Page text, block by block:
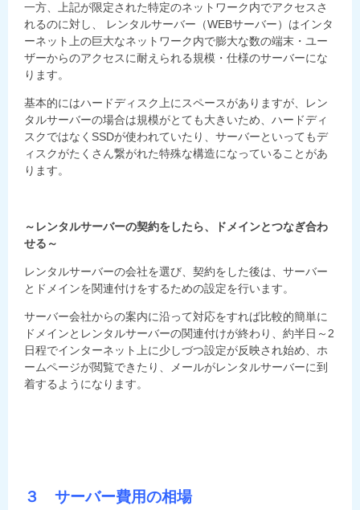
一方、上記が限定された特定のネットワーク内でアクセスさ
れるのに対し、 レンタルサーバー（WEBサーバー）はインタ
ーネット上の巨大なネットワーク内で膨大な数の端末・ユー
ザーからのアクセスに耐えられる規模・仕様のサーバーにな
ります。
基本的にはハードディスク上にスペースがありますが、レン
タルサーバーの場合は規模がとても大きいため、ハードディ
スクではなくSSDが使われていたり、サーバーといってもデ
ィスクがたくさん繋がれた特殊な構造になっていることがあ
ります。
～レンタルサーバーの契約をしたら、ドメインとつなぎ合わ
せる～
レンタルサーバーの会社を選び、契約をした後は、サーバー
とドメインを関連付けをするための設定を行います。
サーバー会社からの案内に沿って対応をすれば比較的簡単に
ドメインとレンタルサーバーの関連付けが終わり、約半日～2
日程でインターネット上に少しづつ設定が反映され始め、ホ
ームページが閲覧できたり、メールがレンタルサーバーに到
着するようになります。
３ サーバー費用の相場